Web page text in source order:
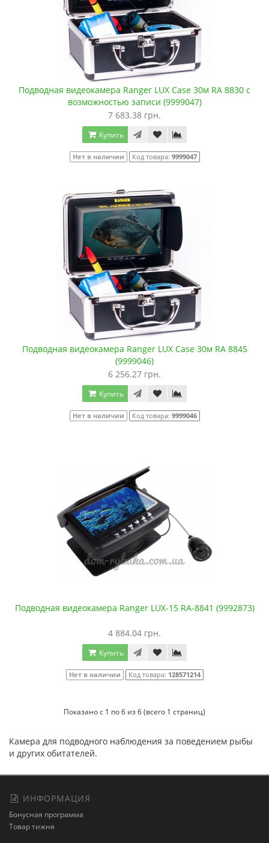
Подводная видеокамера Ranger LUX Case 30м RA 8830 с
возможностью записи (9999047)
7 683.38 грн.
Купить
Нет в наличии Код товара: 9999047
Подводная видеокамера Ranger LUX Case 30м RA 8845
(9999046)
6 256.27 грн.
Купить
Нет в наличии Код товара: 9999046
Подводная видеокамера Ranger LUX-15 RA-8841 (9992873)
4 884.04 грн.
Купить
Нет в наличии Код товара: 128571214
Показано с 1 по 6 из 6 (всего 1 страниц)
Камера для подводного наблюдения за поведением рыбы
и других обитателей.
ИНФОРМАЦИЯ
Бонусная программа
Товар тижня